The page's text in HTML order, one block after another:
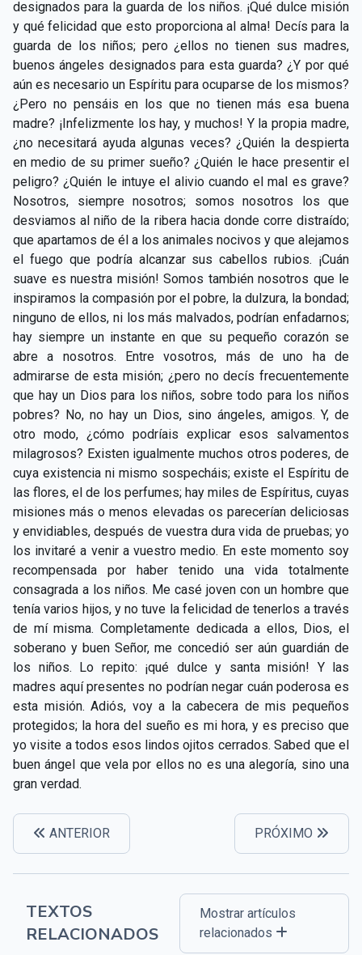
designados para la guarda de los niños. ¡Qué dulce misión
y qué felicidad que esto proporciona al alma! Decís para la
guarda de los niños; pero ¿ellos no tienen sus madres,
buenos ángeles designados para esta guarda? ¿Y por qué
aún es necesario un Espíritu para ocuparse de los mismos?
¿Pero no pensáis en los que no tienen más esa buena
madre? ¡Infelizmente los hay, y muchos! Y la propia madre,
¿no necesitará ayuda algunas veces? ¿Quién la despierta
en medio de su primer sueño? ¿Quién le hace presentir el
peligro? ¿Quién le intuye el alivio cuando el mal es grave?
Nosotros, siempre nosotros; somos nosotros los que
desviamos al niño de la ribera hacia donde corre distraído;
que apartamos de él a los animales nocivos y que alejamos
el fuego que podría alcanzar sus cabellos rubios. ¡Cuán
suave es nuestra misión! Somos también nosotros que le
inspiramos la compasión por el pobre, la dulzura, la bondad;
ninguno de ellos, ni los más malvados, podrían enfadarnos;
hay siempre un instante en que su pequeño corazón se
abre a nosotros. Entre vosotros, más de uno ha de
admirarse de esta misión; ¿pero no decís frecuentemente
que hay un Dios para los niños, sobre todo para los niños
pobres? No, no hay un Dios, sino ángeles, amigos. Y, de
otro modo, ¿cómo podríais explicar esos salvamentos
milagrosos? Existen igualmente muchos otros poderes, de
cuya existencia ni mismo sospecháis; existe el Espíritu de
las flores, el de los perfumes; hay miles de Espíritus, cuyas
misiones más o menos elevadas os parecerían deliciosas
y envidiables, después de vuestra dura vida de pruebas; yo
los invitaré a venir a vuestro medio. En este momento soy
recompensada por haber tenido una vida totalmente
consagrada a los niños. Me casé joven con un hombre que
tenía varios hijos, y no tuve la felicidad de tenerlos a través
de mí misma. Completamente dedicada a ellos, Dios, el
soberano y buen Señor, me concedió ser aún guardián de
los niños. Lo repito: ¡qué dulce y santa misión! Y las
madres aquí presentes no podrían negar cuán poderosa es
esta misión. Adiós, voy a la cabecera de mis pequeños
protegidos; la hora del sueño es mi hora, y es preciso que
yo visite a todos esos lindos ojitos cerrados. Sabed que el
buen ángel que vela por ellos no es una alegoría, sino una
gran verdad.
ANTERIOR PRÓXIMO
TEXTOS
RELACIONADOS
Mostrar artículos
relacionados